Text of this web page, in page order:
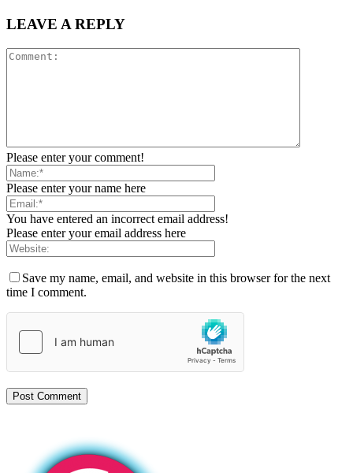
LEAVE A REPLY
Please enter your comment!
Please enter your name here
You have entered an incorrect email address!
Please enter your email address here
Save my name, email, and website in this browser for the next
time I comment.